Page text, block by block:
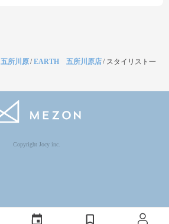
五所川原/EARTH 五所川原店/ スタイリスト一
Copyright Jocy inc.